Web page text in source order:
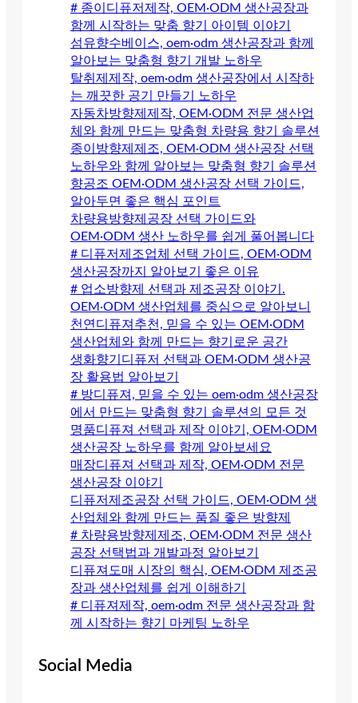
# 종이디퓨저제작, OEM·ODM 생산공장과
함께 시작하는 맞춤 향기 아이템 이야기
섬유향수베이스, oem·odm 생산공장과 함께
알아보는 맞춤형 향기 개발 노하우
탈취제제작, oem·odm 생산공장에서 시작하
는 깨끗한 공기 만들기 노하우
자동차방향제제작, OEM·ODM 전문 생산업
체와 함께 만드는 맞춤형 차량용 향기 솔루션
종이방향제제조, OEM·ODM 생산공장 선택
노하우와 함께 알아보는 맞춤형 향기 솔루션
향공조 OEM·ODM 생산공장 선택 가이드,
알아두면 좋은 핵심 포인트
차량용방향제공장 선택 가이드와
OEM·ODM 생산 노하우를 쉽게 풀어봅니다
# 디퓨저제조업체 선택 가이드, OEM·ODM
생산공장까지 알아보기 좋은 이유
# 업소방향제 선택과 제조공장 이야기.
OEM·ODM 생산업체를 중심으로 알아보니
천연디퓨져추천, 믿을 수 있는 OEM·ODM
생산업체와 함께 만드는 향기로운 공간
생화향기디퓨저 선택과 OEM·ODM 생산공
장 활용법 알아보기
# 방디퓨져, 믿을 수 있는 oem·odm 생산공장
에서 만드는 맞춤형 향기 솔루션의 모든 것
명품디퓨져 선택과 제작 이야기, OEM·ODM
생산공장 노하우를 함께 알아보세요
매장디퓨져 선택과 제작, OEM·ODM 전문
생산공장 이야기
디퓨저제조공장 선택 가이드, OEM·ODM 생
산업체와 함께 만드는 품질 좋은 방향제
# 차량용방향제제조, OEM·ODM 전문 생산
공장 선택법과 개발과정 알아보기
디퓨져도매 시장의 핵심, OEM·ODM 제조공
장과 생산업체를 쉽게 이해하기
# 디퓨져제작, oem·odm 전문 생산공장과 함
께 시작하는 향기 마케팅 노하우
Social Media